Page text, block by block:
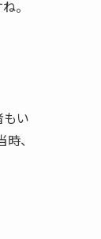
。
い
、